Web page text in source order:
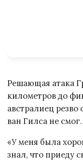
Решающая атака
километров до
австралиец резво
ван Гилса не смог.
«У меня была
знал, что приеду